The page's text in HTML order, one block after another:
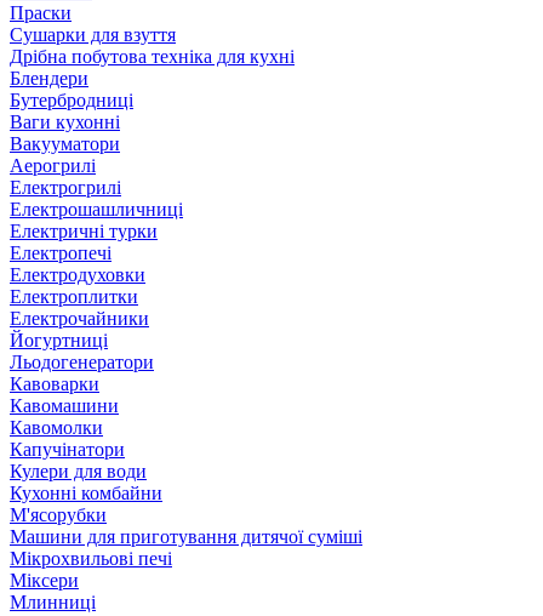
Праски
Сушарки для взуття
Дрібна побутова техніка для кухні
Блендери
Бутербродниці
Ваги кухонні
Вакууматори
Аерогрилі
Електрогрилі
Електрошашличниці
Електричні турки
Електропечі
Електродуховки
Електроплитки
Електрочайники
Йогуртниці
Льодогенератори
Кавоварки
Кавомашини
Кавомолки
Капучінатори
Кулери для води
Кухонні комбайни
М'ясорубки
Машини для приготування дитячої суміші
Мікрохвильові печі
Міксери
Млинниці